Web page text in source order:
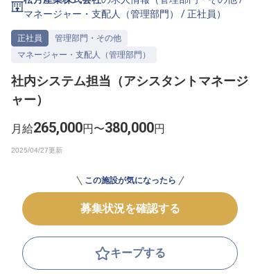
無料 転職サポートに申し込む
採用をお考えの企業様へ
マネージャー・支配人（管理部門）
/正社員 ）
正社員
管理部門・その他
マネージャー・支配人（管理部門）
社内システム担当（アシスタントマネージ
ャー）
月給265,000円〜380,000円
この施設が気になったら
募集状況を確認する
キープする